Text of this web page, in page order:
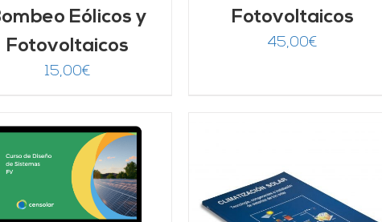
Eólicos y
Fotovoltaicos
15,00€
Fotovoltaicos
45,00€
AÑADIR AL CARRITO AÑADIR AL CARRITO